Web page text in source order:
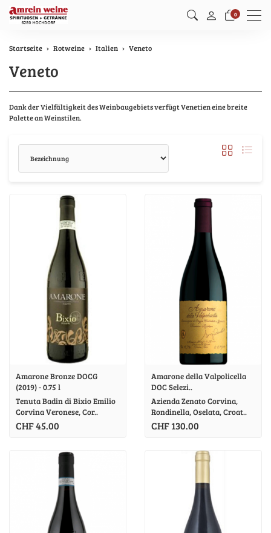
0 Menu
Startseite Rotweine Italien Veneto
Veneto
Dank der Vielfältigkeit des Weinbaugebiets verfügt Venetien eine breite
Palette an Weinstilen.
Amarone Bronze DOCG
(2019) - 0.75 l
Tenuta Badin di Bixio Emilio
Corvina Veronese, Cor..
CHF 45.00
Amarone della Valpolicella
DOC Selezi..
Azienda Zenato Corvina,
Rondinella, Oselata, Croat..
CHF 130.00